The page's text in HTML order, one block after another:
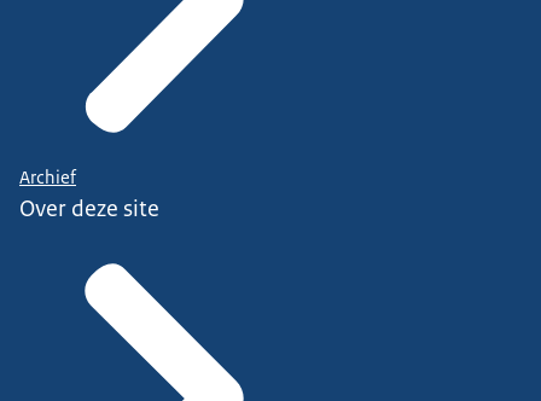
Archief
Over deze site